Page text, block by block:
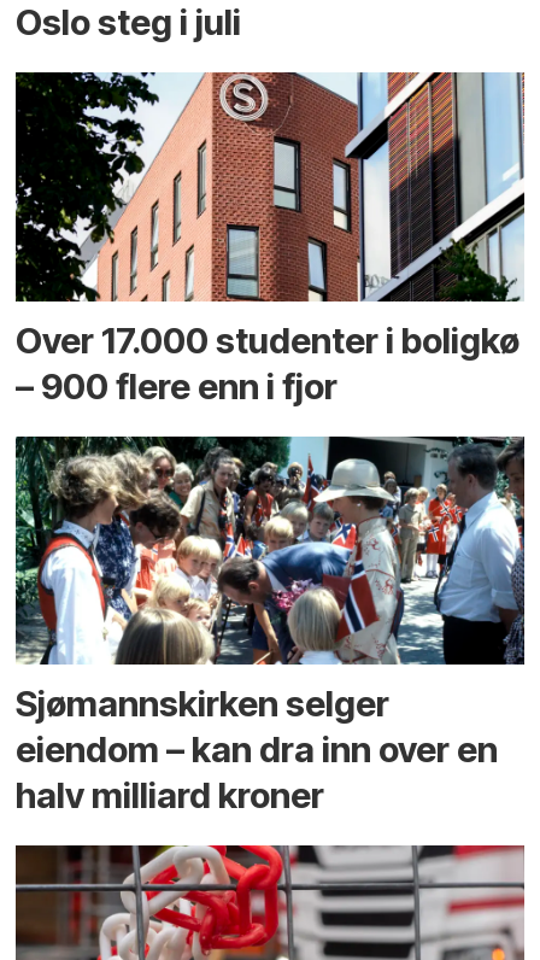
Oslo steg i juli
Over 17.000 studenter i boligkø
– 900 flere enn i fjor
Sjømannskirken selger
eiendom – kan dra inn over en
halv milliard kroner